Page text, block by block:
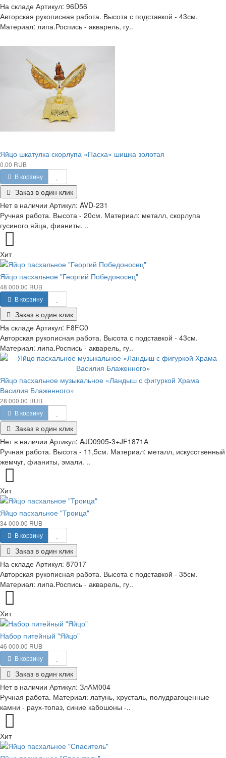
На складе Артикул: 96D56
Авторская рукописная работа. Высота с подставкой - 43см.
Материал: липа.Роспись - акварель, гу..
Яйцо шкатулка скорлупа «Пасха» шишка золотая
0.00 RUB
В корзину
Заказ в один клик
Нет в наличии Артикул: AVD-231
Ручная работа. Высота - 20см. Материал: металл, скорлупа
гусиного яйца, фианиты. ..
Хит
Яйцо пасхальное "Георгий Победоносец"
48 000.00 RUB
В корзину
Заказ в один клик
На складе Артикул: F8FC0
Авторская рукописная работа. Высота с подставкой - 43см.
Материал: липа.Роспись - акварель, гу..
Яйцо пасхальное музыкальное «Ландыш с фигуркой Храма
Василия Блаженного»
28 000.00 RUB
В корзину
Заказ в один клик
Нет в наличии Артикул: AJD0905-3+JF1871А
Ручная работа. Высота - 11,5см. Материал: металл, искусственный
жемчуг, фианиты, эмали. ..
Хит
Яйцо пасхальное "Троица"
34 000.00 RUB
В корзину
Заказ в один клик
На складе Артикул: 87017
Авторская рукописная работа. Высота с подставкой - 35см.
Материал: липа.Роспись - акварель, гу..
Хит
Набор питейный "Яйцо"
46 000.00 RUB
В корзину
Заказ в один клик
Нет в наличии Артикул: ЗлАМ004
Ручная работа. Материал: латунь, хрусталь, полудрагоценные
камни - раух-топаз, синие кабошоны -..
Хит